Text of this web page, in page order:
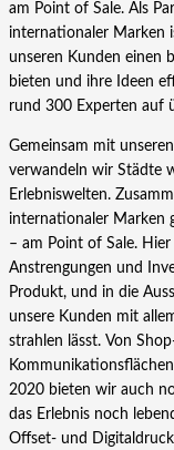
am Point of Sale. Als
internationaler Marken
unseren Kunden einen
bieten und ihre Ideen
rund 300 Experten auf
Gemeinsam mit
verwandeln wir Städte
Erlebniswelten.
internationaler Marken
– am Point of Sale.
Anstrengungen und
Produkt, und in die
unsere Kunden mit
strahlen lässt. Von
2020 bieten wir auch
das Erlebnis noch
Offset- und